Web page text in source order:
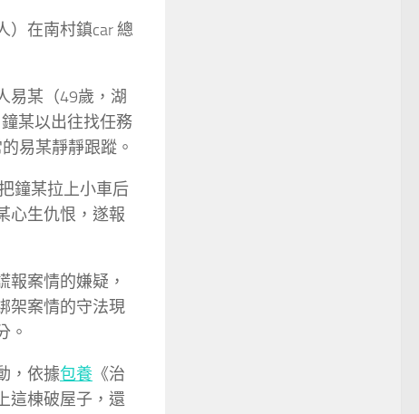
）在南村鎮car 總
易某（49歲，湖
某以出往找任務
易某靜靜跟蹤。
鐘某拉上小車后
心生仇恨，遂報
案情的嫌疑，
架案情的守法現
。
，依據包養 《治
這棟破屋子，還